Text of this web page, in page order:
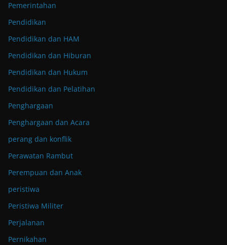
Pemerintahan
Pendidikan
Pendidikan dan HAM
Pendidikan dan Hiburan
Pendidikan dan Hukum
Pendidikan dan Pelatihan
Penghargaan
Penghargaan dan Acara
perang dan konflik
Perawatan Rambut
Perempuan dan Anak
peristiwa
Peristiwa Militer
Perjalanan
Pernikahan